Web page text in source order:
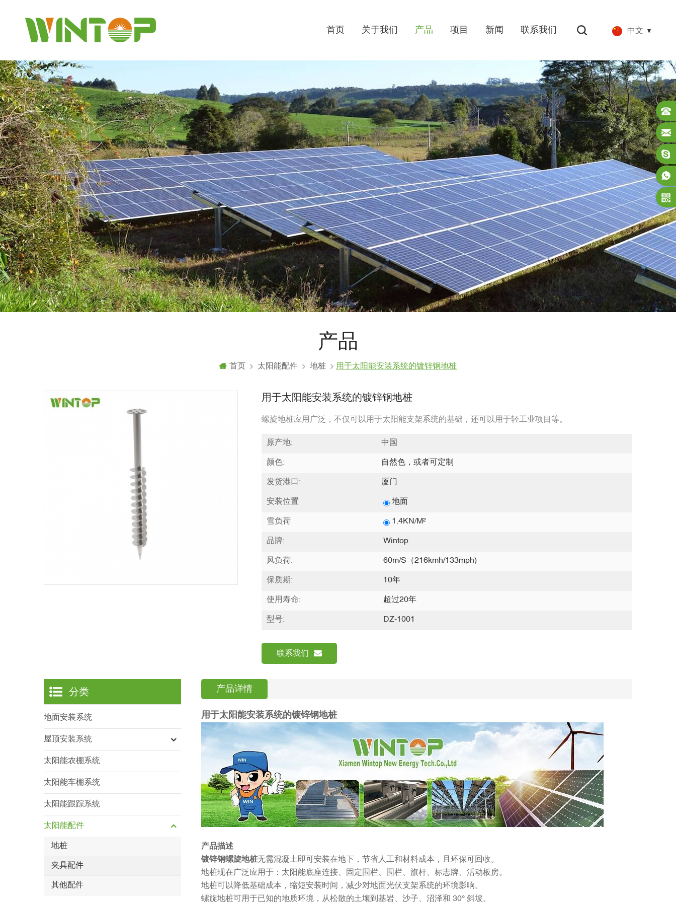
中文
首页 关于我们 产品 项目 新闻 联系我们
产品
首页 太阳能配件 地桩 用于太阳能安装系统的镀锌钢地桩
用于太阳能安装系统的镀锌钢地桩
螺旋地桩应用广泛，不仅可以用于太阳能支架系统的基础，还可以用于轻工业项目等。
原产地: 中国
颜色: 自然色，或者可定制
发货港口: 厦门
安装位置 地面
雪负荷 1.4KN/m²
品牌: Wintop
风负荷: 60m/s（216kmh/133mph)
保质期: 10年
使用寿命: 超过20年
型号: DZ-1001
联系我们
产品详情
用于太阳能安装系统的镀锌钢地桩
产品描述
镀锌钢螺旋地桩无需混凝土即可安装在地下，节省人工和材料成本，且环保可回收。
地桩现在广泛应用于：太阳能底座连接、固定围栏、围栏、旗杆、标志牌、活动板房。
地桩可以降低基础成本，缩短安装时间，减少对地面光伏支架系统的环境影响。
螺旋地桩可用于已知的地质环境，从松散的土壤到基岩、沙子、沼泽和 30° 斜坡。
分类
地面安装系统
屋顶安装系统
太阳能农棚系统
太阳能车棚系统
太阳能跟踪系统
太阳能配件
地桩
夹具配件
其他配件